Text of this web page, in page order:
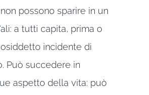
possono sparire in un
a tutti capita, prima o
incidente di
Può succedere in
aspetto della vita: può